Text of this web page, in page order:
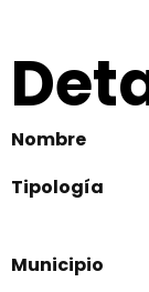
Nombre
Tipología
Municipio